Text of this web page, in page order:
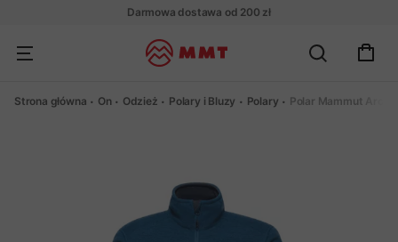
Darmowa dostawa od 200 zł
Strona główna On Odzież Polary i Bluzy Polary Polar Mammut